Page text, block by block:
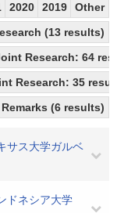
2020 2019
Other
(13 results)
Research: 64
Research: 35
Remarks (6 results)
サス大学ガルベ
ドネシア大学